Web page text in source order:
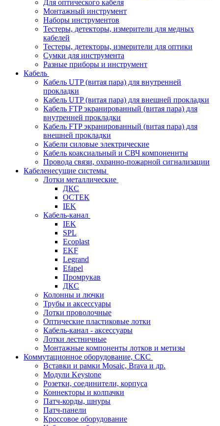
Для оптического кабеля
Монтажный инструмент
Наборы инструментов
Тестеры, детекторы, измерители для медных
кабелей
Тестеры, детекторы, измерители для оптики
Сумки для инструмента
Разные приборы и инструмент
Кабель
Кабель UTP (витая пара) для внутренней
прокладки
Кабель UTP (витая пара) для внешней прокладки
Кабель FTP экранированный (витая пара) для
внутренней прокладки
Кабель FTP экранированный (витая пара) для
внешней прокладки
Кабели силовые электрические
Кабель коаксиальный и СВЧ компоненнты
Провода связи, охранно-пожарной сигнализации
Кабеленесущие системы
Лотки металлические
ДКС
ОСТЕК
IEK
Кабель-канал
IEK
SPL
Ecoplast
EKF
Legrand
Efapel
Промрукав
ДКС
Колонны и лючки
Трубы и аксессуары
Лотки проволочные
Оптические пластиковые лотки
Кабель-канал - аксессуары
Лотки лестничные
Монтажные компоненты лотков и метизы
Коммутационное оборудование, СКС
Вставки и рамки Mosaic, Brava и др.
Модули Keystone
Розетки, соединители, корпуса
Коннекторы и колпачки
Патч-корды, шнуры
Патч-панели
Кроссовое оборудование